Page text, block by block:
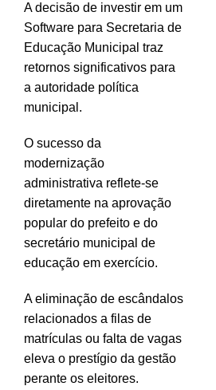
A decisão de investir em um
Software para Secretaria de
Educação Municipal traz
retornos significativos para
a autoridade política
municipal.
O sucesso da
modernização
administrativa reflete-se
diretamente na aprovação
popular do prefeito e do
secretário municipal de
educação em exercício.
A eliminação de escândalos
relacionados a filas de
matrículas ou falta de vagas
eleva o prestígio da gestão
perante os eleitores.